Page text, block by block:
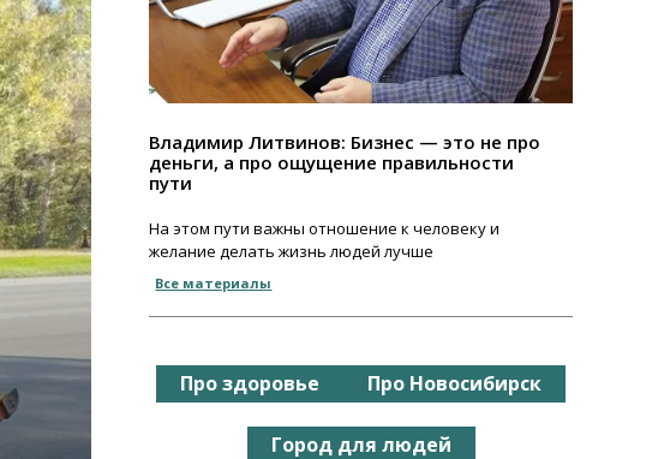
Владимир Литвинов: Бизнес — это не про
деньги, а про ощущение правильности
пути
На этом пути важны отношение к человеку и
желание делать жизнь людей лучше
Все материалы
Про здоровье Про Новосибирск
Город для людей